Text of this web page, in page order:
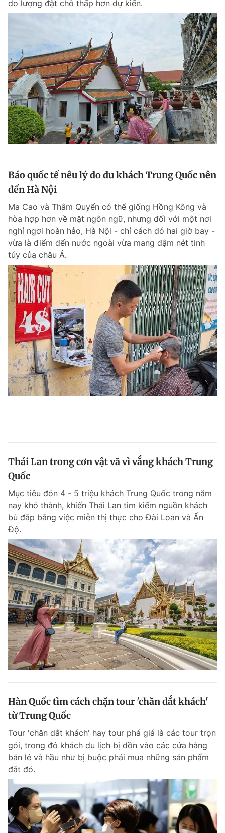
do lượng đặt chỗ thấp hơn dự kiến.
Báo quốc tế nêu lý do du khách Trung Quốc nên
đến Hà Nội
Ma Cao và Thâm Quyến có thể giống Hồng Kông và
hòa hợp hơn về mặt ngôn ngữ, nhưng đối với một nơi
nghỉ ngơi hoàn hảo, Hà Nội - chỉ cách đó hai giờ bay -
vừa là điểm đến nước ngoài vừa mang đậm nét tinh
túy của châu Á.
Thái Lan trong cơn vật vã vì vắng khách Trung
Quốc
Mục tiêu đón 4 - 5 triệu khách Trung Quốc trong năm
nay khó thành, khiến Thái Lan tìm kiếm nguồn khách
bù đắp bằng việc miễn thị thực cho Đài Loan và Ấn
Độ.
Hàn Quốc tìm cách chặn tour 'chăn dắt khách'
từ Trung Quốc
Tour 'chăn dắt khách' hay tour phá giá là các tour trọn
gói, trong đó khách du lịch bị dồn vào các cửa hàng
bán lẻ và hầu như bị buộc phải mua những sản phẩm
đắt đỏ.